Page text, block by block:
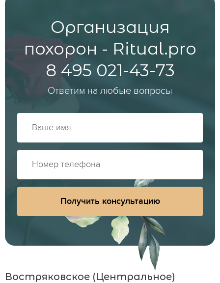
Организация
похорон - Ritual.pro
8 495 021-43-73
Ответим на любые вопросы
Получить консультацию
Востряковское (Центральное)